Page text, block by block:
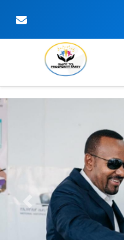
Skip to Main Content
Previous